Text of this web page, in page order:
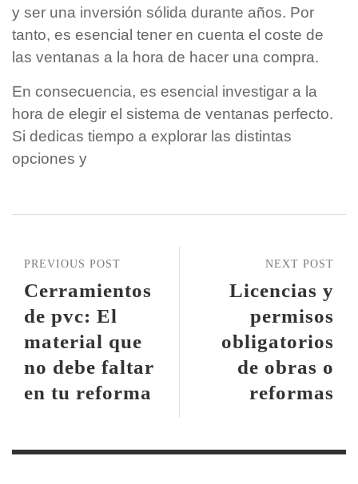
y ser una inversión sólida durante años. Por
tanto, es esencial tener en cuenta el coste de
las ventanas a la hora de hacer una compra.
En consecuencia, es esencial investigar a la
hora de elegir el sistema de ventanas perfecto.
Si dedicas tiempo a explorar las distintas
opciones y
NEXT POST
Licencias y
permisos
obligatorios
de obras o
reformas
PREVIOUS POST
Cerramientos
de pvc: El
material que
no debe faltar
en tu reforma